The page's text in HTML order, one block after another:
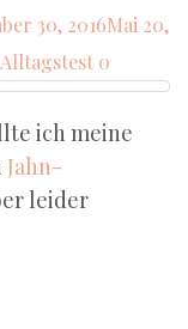
30, 2016Mai 20,
Alltagstest 0
ich meine
Jahn-
leider